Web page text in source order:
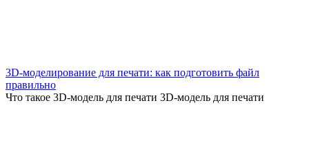
3D-моделирование для печати: как подготовить файл
правильно
Что такое 3D-модель для печати 3D-модель для печати